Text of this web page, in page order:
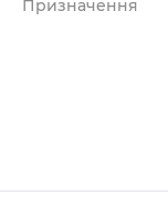
Призначення